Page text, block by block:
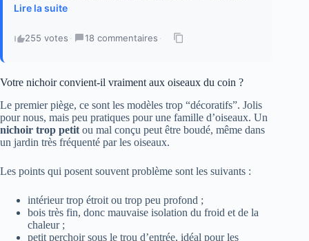
Lire la suite
255 votes · 18 commentaires ·
Votre nichoir convient-il vraiment aux oiseaux du coin ?
Le premier piège, ce sont les modèles trop “décoratifs”. Jolis
pour nous, mais peu pratiques pour une famille d’oiseaux. Un
nichoir trop petit ou mal conçu peut être boudé, même dans
un jardin très fréquenté par les oiseaux.
Les points qui posent souvent problème sont les suivants :
intérieur trop étroit ou trop peu profond ;
bois très fin, donc mauvaise isolation du froid et de la
chaleur ;
petit perchoir sous le trou d’entrée, idéal pour les